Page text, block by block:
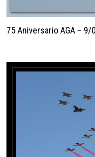
75 Aniversario AGA – 9/